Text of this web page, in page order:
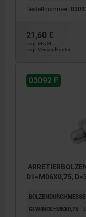
Bestellnummer:
21,60 €
zzgl. MwSt.
zzgl. Versandkosten
03092 F
D1=M06X0,75,
GEWINDE=M6X0,75